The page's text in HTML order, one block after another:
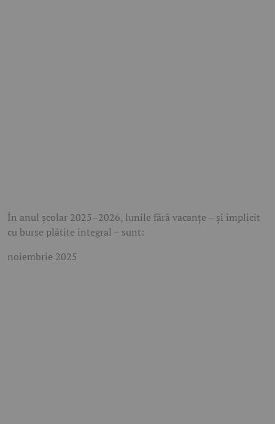
În anul școlar 2025–2026, lunile fără vacanțe – și implicit
cu burse plătite integral – sunt:
noiembrie 2025